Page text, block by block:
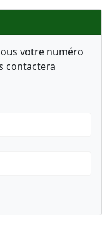
votre numéro
contactera